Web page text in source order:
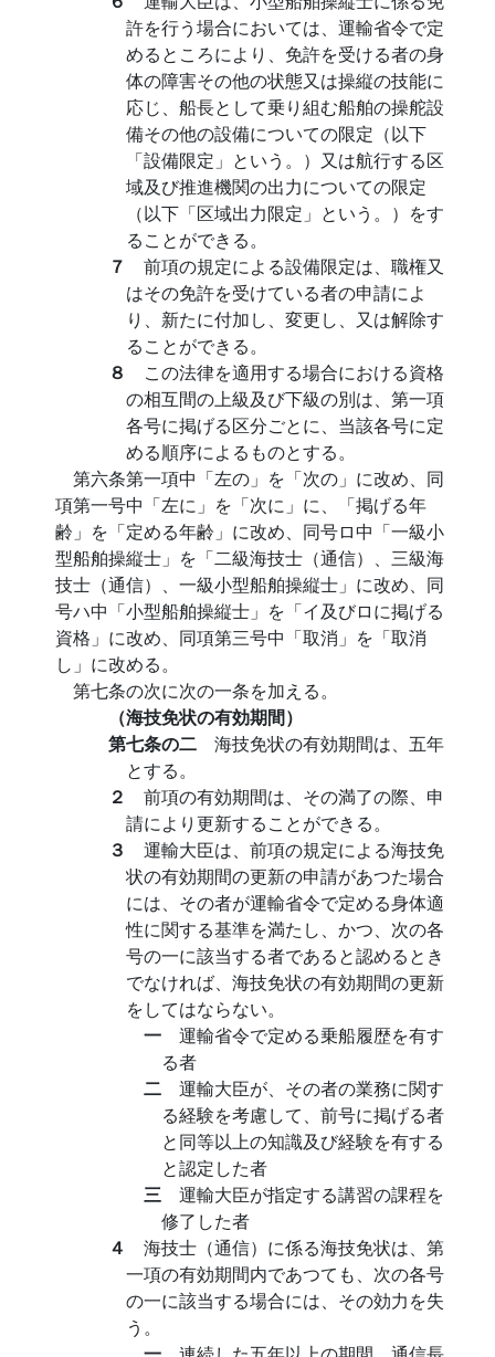
許を行う場合においては、運輸省令で定
めるところにより、免許を受ける者の身
体の障害その他の状態又は操縦の技能に
応じ、船長として乗り組む船舶の操舵設
備その他の設備についての限定（以下
「設備限定」という。）又は航行する区
域及び推進機関の出力についての限定
（以下「区域出力限定」という。）をす
ることができる。
７ 前項の規定による設備限定は、職権又
はその免許を受けている者の申請によ
り、新たに付加し、変更し、又は解除す
ることができる。
８ この法律を適用する場合における資格
の相互間の上級及び下級の別は、第一項
各号に掲げる区分ごとに、当該各号に定
める順序によるものとする。
第六条第一項中「左の」を「次の」に改め、同
項第一号中「左に」を「次に」に、「掲げる年
齢」を「定める年齢」に改め、同号ロ中「一級小
型船舶操縦士」を「二級海技士（通信）、三級海
技士（通信）、一級小型船舶操縦士」に改め、同
号ハ中「小型船舶操縦士」を「イ及びロに掲げる
資格」に改め、同項第三号中「取消」を「取消
し」に改める。
第七条の次に次の一条を加える。
（海技免状の有効期間）
第七条の二 海技免状の有効期間は、五年
とする。
２ 前項の有効期間は、その満了の際、申
請により更新することができる。
３ 運輸大臣は、前項の規定による海技免
状の有効期間の更新の申請があつた場合
には、その者が運輸省令で定める身体適
性に関する基準を満たし、かつ、次の各
号の一に該当する者であると認めるとき
でなければ、海技免状の有効期間の更新
をしてはならない。
一 運輸省令で定める乗船履歴を有す
る者
二 運輸大臣が、その者の業務に関す
る経験を考慮して、前号に掲げる者
と同等以上の知識及び経験を有する
と認定した者
三 運輸大臣が指定する講習の課程を
修了した者
４ 海技士（通信）に係る海技免状は、第
一項の有効期間内であつても、次の各号
の一に該当する場合には、その効力を失
う。